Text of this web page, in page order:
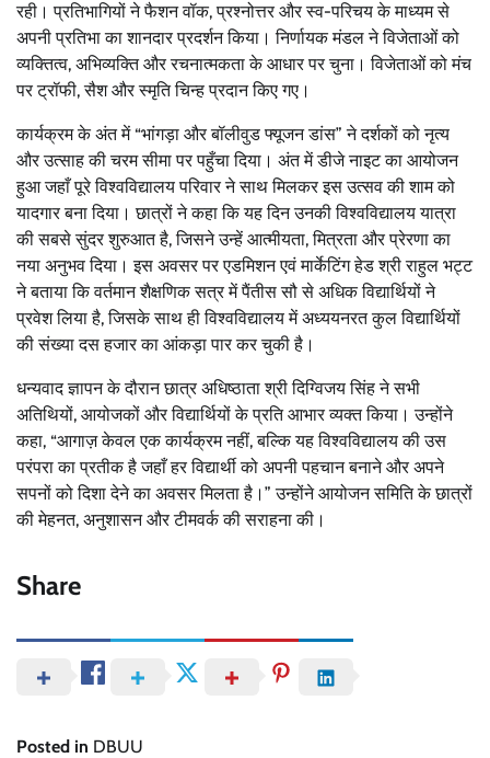
रही। प्रतिभागियों ने फैशन वॉक, प्रश्नोत्तर और स्व-परिचय के माध्यम से
अपनी प्रतिभा का शानदार प्रदर्शन किया। निर्णायक मंडल ने विजेताओं को
व्यक्तित्व, अभिव्यक्ति और रचनात्मकता के आधार पर चुना। विजेताओं को मंच
पर ट्रॉफी, सैश और स्मृति चिन्ह प्रदान किए गए।
कार्यक्रम के अंत में “भांगड़ा और बॉलीवुड फ्यूजन डांस” ने दर्शकों को नृत्य
और उत्साह की चरम सीमा पर पहुँचा दिया। अंत में डीजे नाइट का आयोजन
हुआ जहाँ पूरे विश्वविद्यालय परिवार ने साथ मिलकर इस उत्सव की शाम को
यादगार बना दिया। छात्रों ने कहा कि यह दिन उनकी विश्वविद्यालय यात्रा
की सबसे सुंदर शुरुआत है, जिसने उन्हें आत्मीयता, मित्रता और प्रेरणा का
नया अनुभव दिया। इस अवसर पर एडमिशन एवं मार्केटिंग हेड श्री राहुल भट्ट
ने बताया कि वर्तमान शैक्षणिक सत्र में पैंतीस सौ से अधिक विद्यार्थियों ने
प्रवेश लिया है, जिसके साथ ही विश्वविद्यालय में अध्ययनरत कुल विद्यार्थियों
की संख्या दस हजार का आंकड़ा पार कर चुकी है।
धन्यवाद ज्ञापन के दौरान छात्र अधिष्ठाता श्री दिग्विजय सिंह ने सभी
अतिथियों, आयोजकों और विद्यार्थियों के प्रति आभार व्यक्त किया। उन्होंने
कहा, “आगाज़ केवल एक कार्यक्रम नहीं, बल्कि यह विश्वविद्यालय की उस
परंपरा का प्रतीक है जहाँ हर विद्यार्थी को अपनी पहचान बनाने और अपने
सपनों को दिशा देने का अवसर मिलता है।” उन्होंने आयोजन समिति के छात्रों
की मेहनत, अनुशासन और टीमवर्क की सराहना की।
Share
Posted in DBUU